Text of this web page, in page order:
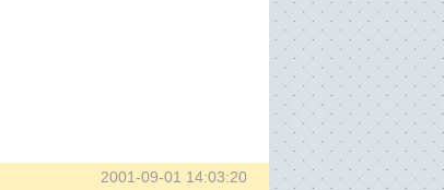
2001-09-01 14:03:20